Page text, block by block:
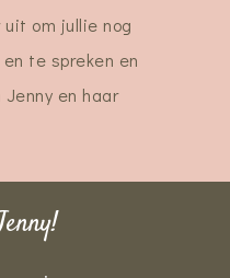
om jullie nog
te spreken en
en haar